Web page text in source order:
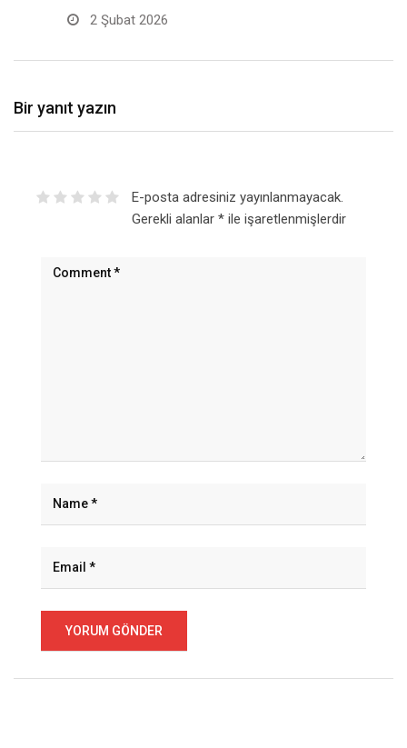
2 Şubat 2026
Bir yanıt yazın
E-posta adresiniz yayınlanmayacak.
Gerekli alanlar *ile işaretlenmişlerdir